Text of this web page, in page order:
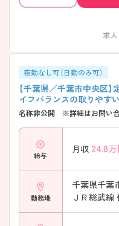
求
夜勤なし可（日勤のみ可）
【千葉県／千葉市中央区
イフバランスの取りやす
名称非公開 ※詳細はお問い
給与
月収 24.8
勤務地
千葉県千葉
ＪＲ総武線